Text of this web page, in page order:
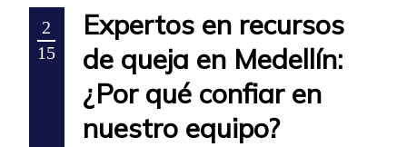
2
15
Expertos en recursos
de queja en Medellín:
¿Por qué confiar en
nuestro equipo?